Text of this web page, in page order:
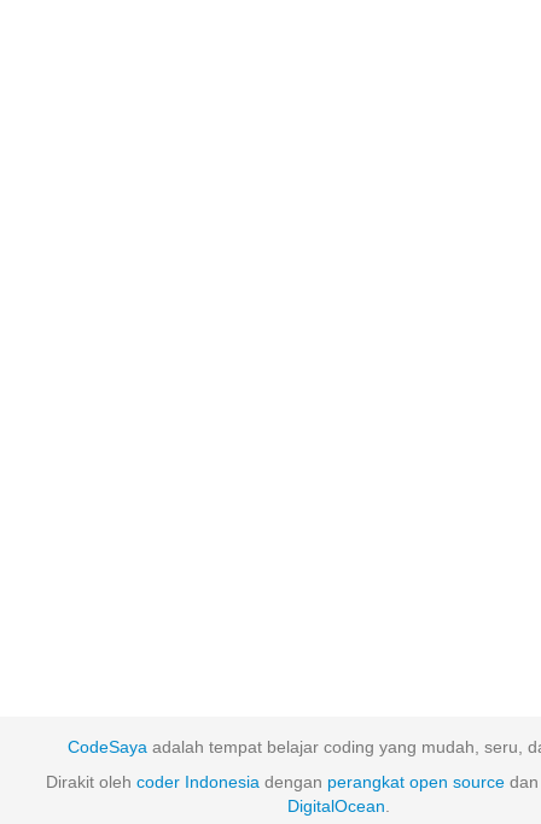
CodeSaya adalah tempat belajar coding yang mudah, seru,
Dirakit oleh coder Indonesia dengan perangkat open source
DigitalOcean